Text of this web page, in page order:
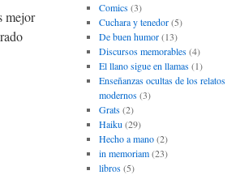
mejor
Comics(3)
Cuchara y tenedor(5)
De buen humor(13)
Discursos memorables(4)
El llano sigue en llamas(1)
Enseñanzas ocultas de los relatos
modernos(3)
Grats(2)
Haiku (29)
Hecho a mano(2)
in memoriam(23)
libros(5)